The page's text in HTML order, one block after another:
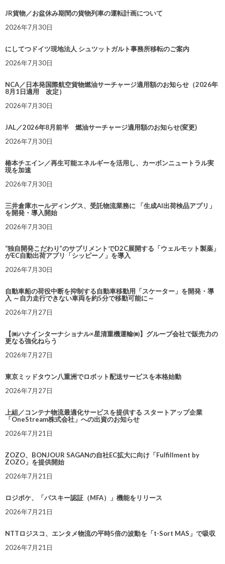
JR貨物／お盆休み期間の貨物列車の運転計画について
2026年7月30日
にしてつドイツ現地法人 シュツットガルト事務所移転のご案内
2026年7月30日
NCA／日本発国際航空貨物燃油サーチャージ適用額のお知らせ（2026年
8月1日適用 改定）
2026年7月30日
JAL／2026年8月前半 燃油サーチャージ適用額のお知らせ(変更)
2026年7月30日
椿本チエイン／再生可能エネルギーを活用し、カーボンニュートラル実
現を加速
2026年7月30日
三井倉庫ホールディングス、受託物流業務に 「生成AI出荷検品アプリ」
を開発・導入開始
2026年7月30日
“独自開発こだわり”のサプリメントでD2C展開する「ウェルモット製薬」
がEC自動出荷アプリ「シッピーノ」を導入
2026年7月30日
自動車船の荷役中断を抑制する自動車移動用「スケーター」を開発・導
入 ～自力走行できない車両を約5分で移動可能に～
2026年7月27日
【㈱ハナインターナショナル×星清重機運輸㈱】グループ会社で販売力の
更なる強化ねらう
2026年7月27日
東京ミッドタウン八重洲でロボット配送サービスを本格始動
2026年7月27日
上組／コンテナ物流最適化サービスを提供する スタートアップ企業
「OneStream株式会社」への出資のお知らせ
2026年7月21日
ZOZO、BONJOUR SAGANの自社EC拡大に向け「Fulfillment by
ZOZO」を提供開始
2026年7月21日
ロジポケ、「パスキー認証（MFA）」機能をリリース
2026年7月21日
NTTロジスコ、エンタメ物流の平時5倍の波動を「t-Sort MAS」で吸収
2026年7月21日